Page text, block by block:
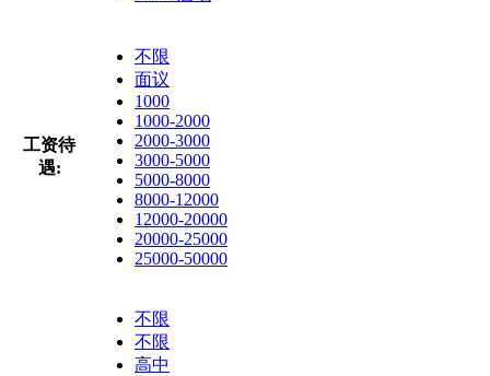
工资待
遇:
不限
面议
1000
1000-2000
2000-3000
3000-5000
5000-8000
8000-12000
12000-20000
20000-25000
25000-50000
不限
不限
高中